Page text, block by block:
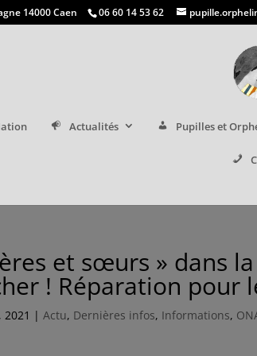
14000 Caen 06 60 14 53 62
Actualités Pupilles et
et sœurs » dans
! Réparation pour
2021 |Actu, Dernières infos, Informations,